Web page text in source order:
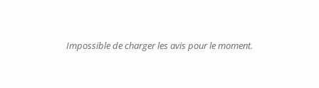
Impossible de charger les avis pour le moment.